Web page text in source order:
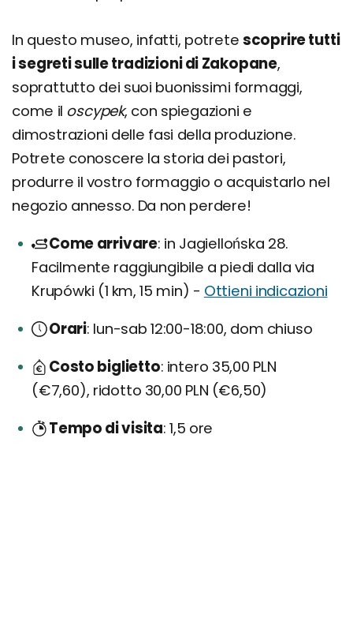
In questo museo, infatti, potrete scoprire tutti
i segreti sulle tradizioni di Zakopane,
soprattutto dei suoi buonissimi formaggi,
come il oscypek, con spiegazioni e
dimostrazioni delle fasi della produzione.
Potrete conoscere la storia dei pastori,
produrre il vostro formaggio o acquistarlo nel
negozio annesso. Da non perdere!
Come arrivare in Jagiellońska 28.
Facilmente raggiungibile a piedi dalla via
Krupówki (1 km, 15 min) - Ottieni indicazioni
Orari lun-sab 12:00-18:00, dom chiuso
Costo biglietto intero 35,00 PLN
(€7,60), ridotto 30,00 PLN (€6,50)
Tempo di visita 1,5 ore